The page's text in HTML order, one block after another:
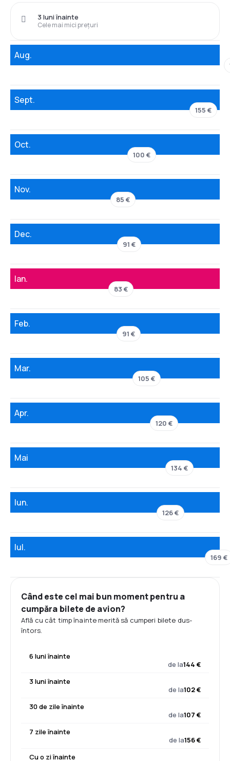
Cele mai mici prețuri
3 luni înainte
Aug.
Sept.
155 €
Oct.
100 €
Nov.
85 €
Dec.
91 €
Ian.
83 €
Feb.
91 €
Mar.
105 €
Apr.
120 €
Mai
134 €
Iun.
126 €
Iul.
169 €
Când este cel mai bun moment pentru a
cumpăra bilete de avion?
Află cu cât timp înainte merită să cumperi bilete dus-
întors.
6 luni înainte
de la144 €
3 luni înainte
de la102 €
30 de zile înainte
de la107 €
7 zile înainte
de la156 €
Cu o zi înainte